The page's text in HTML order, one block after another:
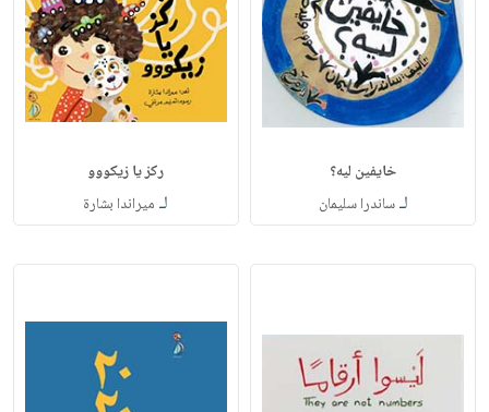
خايفين ليه؟
لـساندرا سليمان
ركز يا زيكووو
لـ ميراندا بشارة